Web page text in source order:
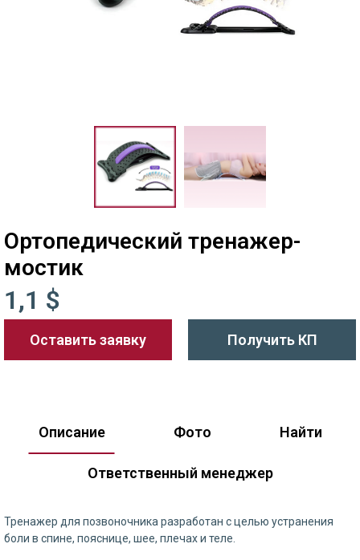
Ортопедический тренажер-
мостик
1,1 $
Оставить заявку Получить КП
Описание Фото Найти
Ответственный менеджер
Тренажер для позвоночника разработан с целью устранения
боли в спине, пояснице, шее, плечах и теле.